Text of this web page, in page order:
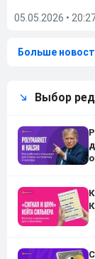
05.05.2026 •
Больше
Выбор